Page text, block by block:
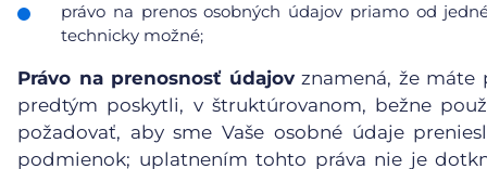
právo na prenos osobných údajov priamo od
technicky možné;
Právo na prenosnosť údajovznamená, že máte
predtým poskytli, v štruktúrovanom, bežne
požadovať, aby sme Vaše osobné údaje
podmienok; uplatnením tohto práva nie je